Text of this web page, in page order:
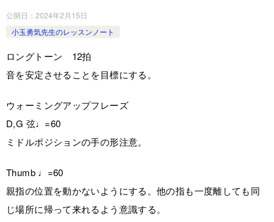
公開日： 2024年2月15日
小玉勇気先生のレッスンノート
ロングトーン 12拍
音を安定させることを目標にする。
ウォーミングアップフレーズ
D,G 弦♩=60
ミドルポジションの手の形注意。
Thumb ♩=60
親指の位置を動かないようにする。他の指も一度離しても同
じ場所に帰って来れるよう意識する。